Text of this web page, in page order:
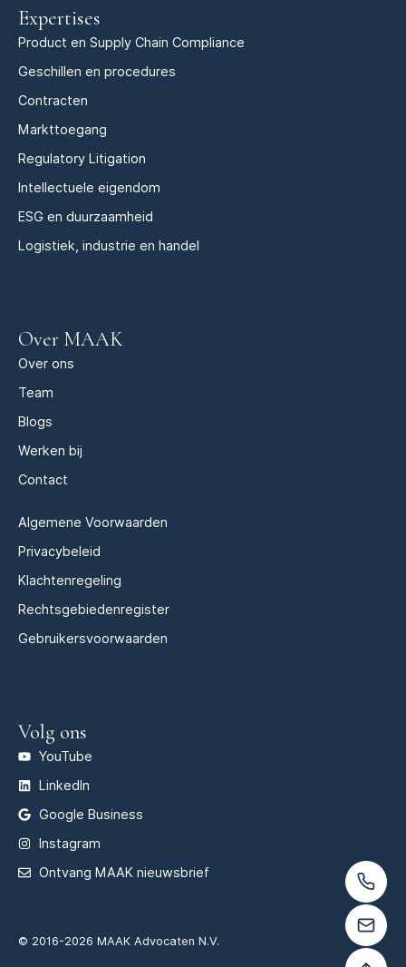
Expertises
Product en Supply Chain Compliance
Geschillen en procedures
Contracten
Markttoegang
Regulatory Litigation
Intellectuele eigendom
ESG en duurzaamheid
Logistiek, industrie en handel
Over MAAK
Over ons
Team
Blogs
Werken bij
Contact
Algemene Voorwaarden
Privacybeleid
Klachtenregeling
Rechtsgebiedenregister
Gebruikersvoorwaarden
Volg ons
YouTube
LinkedIn
Google Business
Instagram
Ontvang MAAK nieuwsbrief
© 2016-2026 MAAK Advocaten N.V.